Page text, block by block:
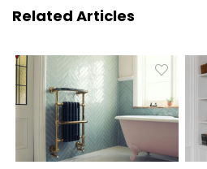
Related Articles